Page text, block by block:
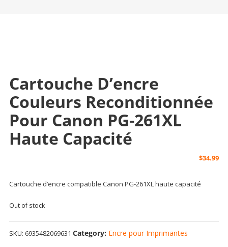
Cartouche D’encre
Couleurs Reconditionnée
Pour Canon PG-261XL
Haute Capacité
$34.99
Cartouche d’encre compatible Canon PG-261XL haute capacité
Out of stock
SKU: 6935482069631 Category: Encre pour Imprimantes